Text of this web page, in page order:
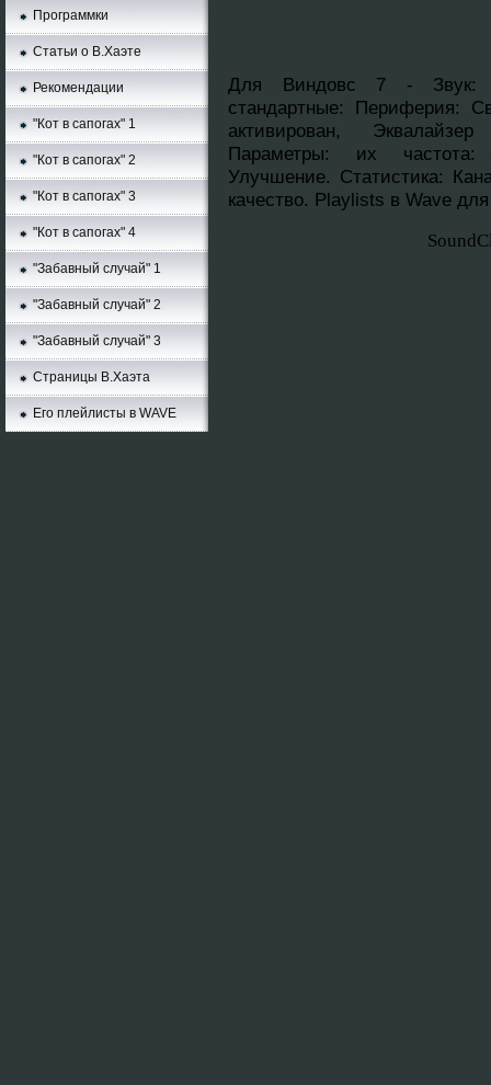
Программки
Статьи о В.Хаэте
Рекомендации
"Кот в сапогах" 1
"Кот в сапогах" 2
"Кот в сапогах" 3
"Кот в сапогах" 4
"Забавный случай" 1
"Забавный случай" 2
"Забавный случай" 3
Страницы В.Хаэта
Его плейлисты в WAVE
Для Виндовс 7 - Звук:
стандартныe: Периферия:
активирован,
Параметры: их частота:
Улучшение. Cтатистика:
качество. Playlists в Wave